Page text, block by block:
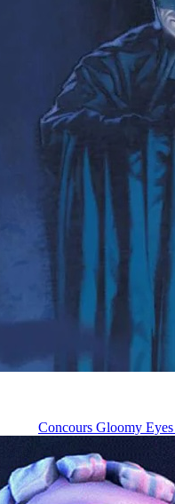
Concours Gloomy